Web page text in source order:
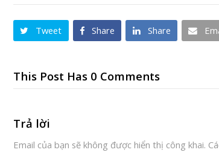
Tweet Share Share
This Post Has 0 Comments
Trả lời
Email của bạn sẽ không được hiển thị công khai.